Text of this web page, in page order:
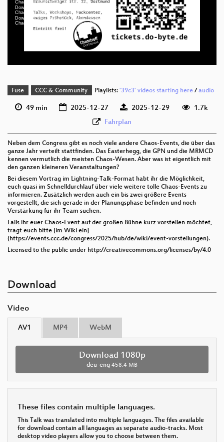
Chaos_all_year_round_av1-hd.webm
Download File: https://cdn.media.ccc.de/congress/2025/h264-sd/39c3-2401-deu-eng-
Chaos_all_year_round_sd.mp4
Download File: https://cdn.media.ccc.de/congress/2025/webm-sd/39c3-2401-deu-eng-
Chaos_all_year_round_webm-sd.webm
None
deu (auto)
deu-eng 1080p (webm;codecs=av01)
deu-eng 576p (mp4)
deu-eng 576p (webm)
Fuse CCC & Community Playlists: '39c3' videos starting here/ audio
49 min 2025-12-27 2025-12-29
1.7k
Fahrplan
Neben dem Congress gibt es noch viele andere Chaos-Events, die über das
ganze Jahr verteilt stattfinden. Das Easterhegg, die GPN und die MRMCD
kennen vermutlich die meisten Chaos-Wesen. Aber was ist eigentlich mit
den ganzen kleineren Veranstaltungen?
Bei diesem Vortrag im Lightning-Talk-Format habt ihr die Möglichkeit,
euch quasi im Schnelldurchlauf über viele weitere tolle Chaos-Events zu
informieren. Zusätzlich werden auch ein bis zwei größere Events
vorgestellt, die sich gerade in der Planungsphase befinden und noch
Verstärkung für ihr Team suchen.
Falls ihr euer Chaos-Event auf der großen Bühne kurz vorstellen möchtet,
tragt euch bitte [im Wiki ein]
(https://events.ccc.de/congress/2025/hub/de/wiki/event-vorstellungen).
Licensed to the public under http://creativecommons.org/licenses/by/4.0
Download
Video
AV1 MP4 WebM
Download 1080p
deu-eng 458.4 MB
These files contain multiple languages.
This Talk was translated into multiple languages. The files available
for download contain all languages as separate audio-tracks. Most
desktop video players allow you to choose between them.